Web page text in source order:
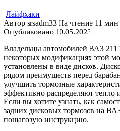
Лайфхаки
Автор srsadm33 На чтение 11 мин
Опубликовано 10.05.2023
Владельцы автомобилей ВАЗ
некоторых модификациях этой
установлены в виде дисков.
рядом преимуществ перед
улучшить тормозные
эффективно распределяют тепло
Если вы хотите узнать, как
задних дисковых тормозов на
пошаговую инструкцию.